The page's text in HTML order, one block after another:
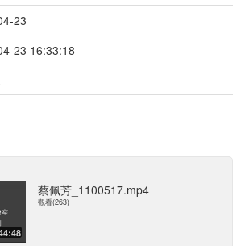
23
23 16:33:18
蔡佩芳_1100517.mp4
觀看(263)